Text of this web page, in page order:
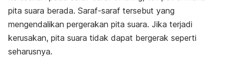
pita suara berada. Saraf-saraf tersebut yang
mengendalikan pergerakan pita suara. Jika terjadi
kerusakan, pita suara tidak dapat bergerak seperti
seharusnya.